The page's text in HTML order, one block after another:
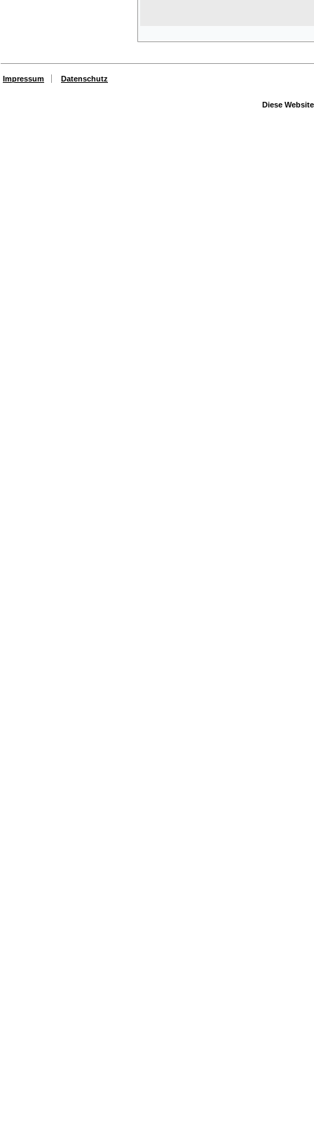
Impressum Datenschutz
Diese